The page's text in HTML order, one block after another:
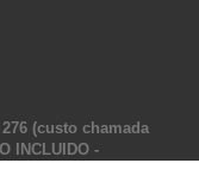
(custo chamada
INCLUIDO -